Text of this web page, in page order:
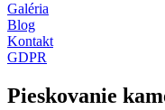
Galéria
Blog
Kontakt
GDPR
Pieskovanie